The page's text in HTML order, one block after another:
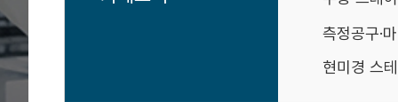
측정공구·
현미경 스